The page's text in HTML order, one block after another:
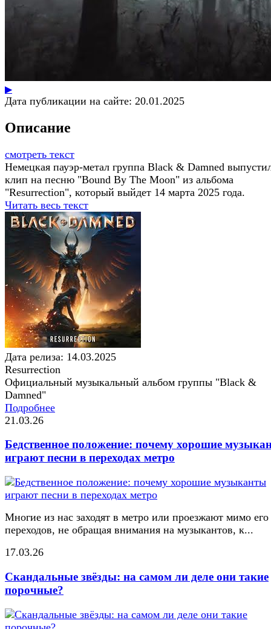
▶
Дата публикации на сайте: 20.01.2025
Описание
смотреть текст
Немецкая пауэр-метал группа Black & Damned
клип на песню "Bound By The Moon" из альбома
"Resurrection", который выйдет 14 марта 2025 года.
Читать весь текст
Дата релиза: 14.03.2025
Resurrection
Официальный музыкальный альбом группы "Black &
Damned"
Подробнее
21.03.26
Бедственное положение: почему хорошие
играют песни в переходах метро
Многие из нас заходят в метро или проезжают мимо его
переходов, не обращая внимания на музыкантов, к...
17.03.26
Скандальные звёзды: на самом ли деле они такие
порочные?